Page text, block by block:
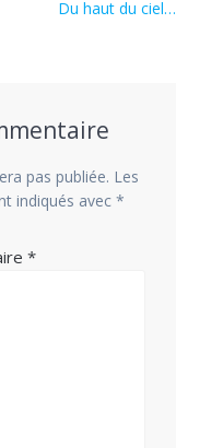
Article
Du haut du ciel…
pas publiée. Les
indiqués avec *
*